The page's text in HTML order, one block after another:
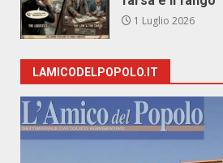
1 Luglio 2026
LAMICODELPOPOLO.IT